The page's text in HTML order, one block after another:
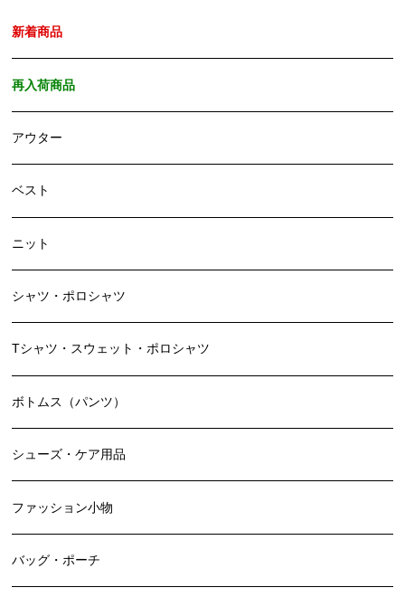
新着商品
再入荷商品
アウター
ベスト
ニット
シャツ・ポロシャツ
Tシャツ・スウェット・ポロシャツ
ボトムス（パンツ）
シューズ・ケア用品
ファッション小物
バッグ・ポーチ